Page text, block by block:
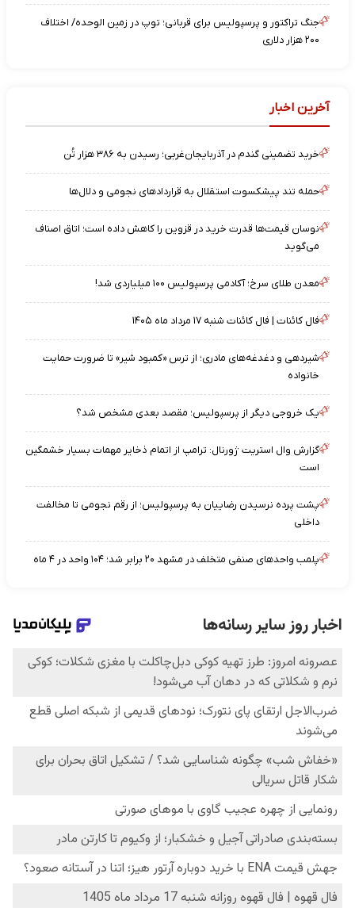
جنگ تراکتور و پرسپولیس برای قربانی؛ توپ در زمین الوحده/ اختلاف
۲۰۰ هزار دلاری
آخرین اخبار
خرید تضمینی گندم در آذربایجان‌غربی؛ رسیدن به ۳۸۶ هزار تُن
حمله تند پیشکسوت استقلال به قراردادهای نجومی و دلال‌ها
نوسان قیمت‌ها قدرت خرید در قزوین را کاهش داده است؛ اتاق اصناف
می‌گوید
معدن طلای سرخ؛ آکادمی پرسپولیس ۱۰۰ میلیاردی شد!
فال کائنات | فال کائنات شنبه ۱۷ مرداد ماه ۱۴۰۵
شیردهی و دغدغه‌های مادری؛ از ترس «کمبود شیر» تا ضرورت حمایت
خانواده
یک خروجی دیگر از پرسپولیس؛ مقصد بعدی مشخص شد؟
گزارش وال استریت ژورنال: ترامپ از اتمام ذخایر مهمات بسیار خشمگین
است
پشت پرده نرسیدن رضاییان به پرسپولیس؛ از رقم نجومی تا مخالفت
داخلی
پلمب واحدهای صنفی متخلف در مشهد ۲۰ برابر شد؛ ۱۰۴ واحد در ۴ ماه